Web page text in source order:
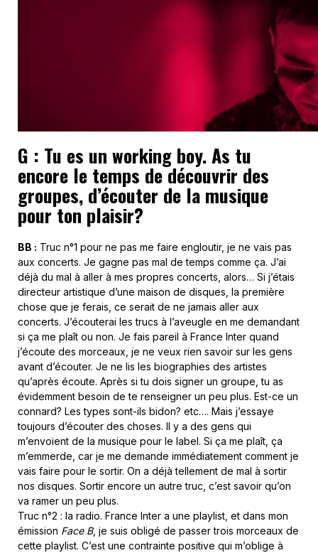
G : Tu es un working boy. As tu
encore le temps de découvrir des
groupes, d’écouter de la musique
pour ton plaisir?
BB : Truc n°1 pour ne pas me faire engloutir, je ne vais pas
aux concerts. Je gagne pas mal de temps comme ça. J’ai
déjà du mal à aller à mes propres concerts, alors… Si j’étais
directeur artistique d’une maison de disques, la première
chose que je ferais, ce serait de ne jamais aller aux
concerts. J’écouterai les trucs à l’aveugle en me demandant
si ça me plaît ou non. Je fais pareil à France Inter quand
j’écoute des morceaux, je ne veux rien savoir sur les gens
avant d’écouter. Je ne lis les biographies des artistes
qu’après écoute. Après si tu dois signer un groupe, tu as
évidemment besoin de te renseigner un peu plus. Est-ce un
connard? Les types sont-ils bidon? etc…. Mais j’essaye
toujours d’écouter des choses. Il y a des gens qui
m’envoient de la musique pour le label. Si ça me plaît, ça
m’emmerde, car je me demande immédiatement comment je
vais faire pour le sortir. On a déjà tellement de mal à sortir
nos disques. Sortir encore un autre truc, c’est savoir qu’on
va ramer un peu plus.
Truc n°2 : la radio. France Inter a une playlist, et dans mon
émission Face B, je suis obligé de passer trois morceaux de
cette playlist. C’est une contrainte positive qui m’oblige à